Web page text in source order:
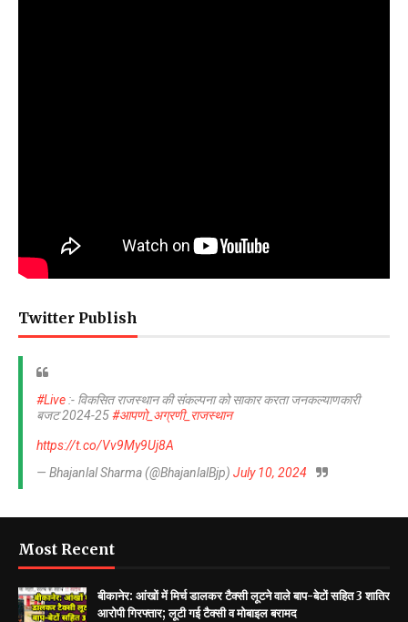
Twitter Publish
#Live :- विकसित राजस्थान की संकल्पना को साकार करता जनकल्याणकारी
बजट 2024-25#आपणो_अग्रणी_राजस्थान
https://t.co/Vv9My9Uj8A
— Bhajanlal Sharma (@BhajanlalBjp) July 10, 2024
Most Recent
बीकानेर: आंखों में मिर्च डालकर टैक्सी लूटने वाले बाप-बेटों सहित 3 शातिर
आरोपी गिरफ्तार; लूटी गई टैक्सी व मोबाइल बरामद